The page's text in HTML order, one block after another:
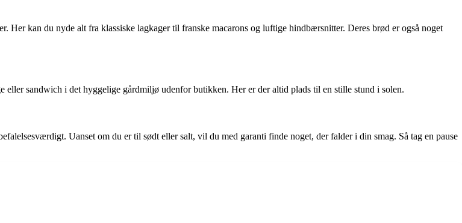
kan du nyde alt fra klassiske lagkager til franske macarons og luftige hindbærsnitter. Deres brød er også noget
sandwich i det hyggelige gårdmiljø udenfor butikken. Her er der altid plads til en stille stund i solen.
Uanset om du er til sødt eller salt, vil du med garanti finde noget, der falder i din smag. Så tag en pause